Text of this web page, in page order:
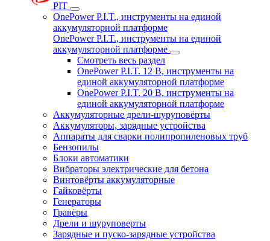
PIT
OnePower P.I.T., инструменты на единой
аккумуляторной платформе
OnePower P.I.T., инструменты на единой
аккумуляторной платформе
Смотреть весь раздел
OnePower P.I.T. 12 В, инструменты на
единой аккумуляторной платформе
OnePower P.I.T. 20 В, инструменты на
единой аккумуляторной платформе
Аккумуляторные дрели-шуруповёрты
Аккумуляторы, зарядные устройства
Аппараты для сварки полипропиленовых труб
Бензопилы
Блоки автоматики
Вибраторы электрические для бетона
Винтовёрты аккумуляторные
Гайковёрты
Генераторы
Гравёры
Дрели и шуруповерты
Зарядные и пуско-зарядные устройства